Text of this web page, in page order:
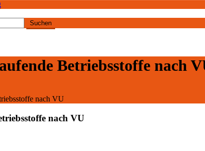
Betriebsstoffe nach VU
nach VU